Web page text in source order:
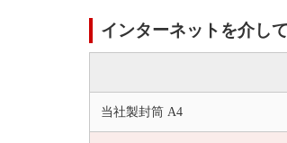
インターネットを介し
当社製封筒 A4